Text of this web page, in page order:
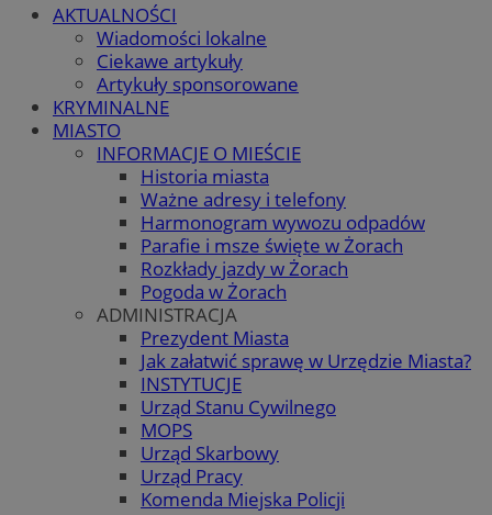
AKTUALNOŚCI
Wiadomości lokalne
Ciekawe artykuły
Artykuły sponsorowane
KRYMINALNE
MIASTO
INFORMACJE O MIEŚCIE
Historia miasta
Ważne adresy i telefony
Harmonogram wywozu odpadów
Parafie i msze święte w Żorach
Rozkłady jazdy w Żorach
Pogoda w Żorach
ADMINISTRACJA
Prezydent Miasta
Jak załatwić sprawę w Urzędzie Miasta?
INSTYTUCJE
Urząd Stanu Cywilnego
MOPS
Urząd Skarbowy
Urząd Pracy
Komenda Miejska Policji